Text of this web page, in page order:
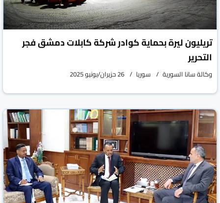
تريليون ليرة بحماية كوادر شركة كابلات دمشق فجر
التحرير
وكالة سانا السورية سوريا 26 حزيران/يونيو 2025